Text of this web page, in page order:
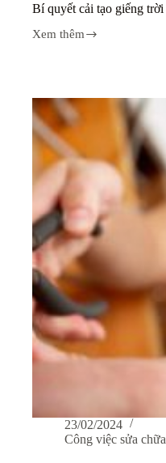
Bí quyết cải tạo giếng
Xem thêm
Bí
giếng
trời
đẹp
hút
tài
hút
lộc
23/02/2024
Công việc sửa